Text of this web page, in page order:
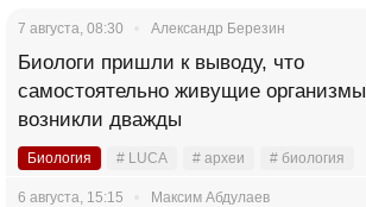
7 августа, 08:30 Александр Березин
Биологи пришли к выводу, что
самостоятельно живущие организмы
возникли дважды
Биология # LUCA # археи # биология
6 августа, 15:15 Максим Абдулаев